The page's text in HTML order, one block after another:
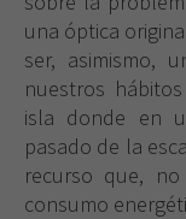
una óptica
ser, asimismo,
nuestros
isla donde en
pasado de la
recurso que,
consumo